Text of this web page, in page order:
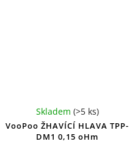
VooPoo ŽHAVÍCÍ HLAVA TPP-
DM1 0,15 oHm
Skladem (>5 ks)